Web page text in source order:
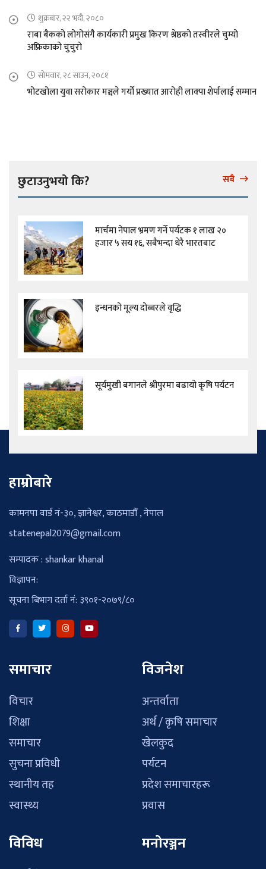
शुक्रबार, २२ भदौ, २०८०
राबा बैकको लोगोसंगै कार्यकारी प्रमुख किरण श्रेष्ठको तस्वीरले चुम्यो
अफ्रिकाको चुचुरो
सोमवार, २८ साउन, २०८१
भोटखोला युवा सरोकार मञ्चले गर्यो प्रख्यात आरोही लाक्पा शेर्पालाई सम्मान
छुटाउनुभयो कि? सबै
मार्चमा नेपाल भ्रमण गर्ने पर्यटक १ लाख २०
हजार ५ सय १६, सबैभन्दा धेरै भारतबाट
इन्धनको मूल्य दोब्बरले वृद्धि
सूर्यमुखी बगानले श्रीपुरमा बढायो कृषि पर्यटन
हाम्रोबारे
कामनपा वार्ड नं-३०, ज्ञानेश्वर, काठमाडौँ , नेपाल
statenepal2079@gmail.com
सम्पादक : shankar khanal
विज्ञापन:
सूचना बिभाग दर्ता नं: ३९०१-२०७९/८०
समाचार
विचार
शिक्षा
समाचार
सुचना प्रविधी
स्थानीय तह
स्वास्थ्य
विजनेश
अन्तर्वाता
अर्थ / कृषि समाचार
खेलकुद
पर्यटन
प्रदेश समाचारहरू
प्रवास
विविध मनोरञ्जन